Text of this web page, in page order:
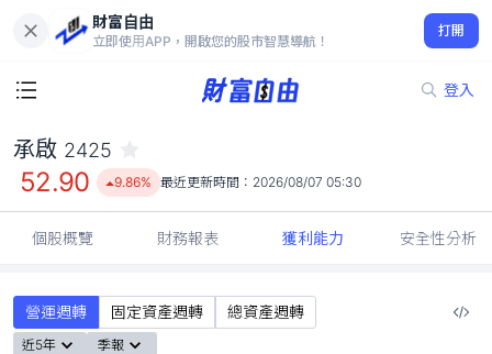
財富自由
立即使用APP，開啟您的股市智慧導航！
打開
登入
52.90
9.86%
承啟 2425
52.90 9.86% 最近更新時間： 2026/08/07 05:30
個股概覽 財務報表 獲利能力 安全性分析
營運週轉 固定資產週轉 總資產週轉
近5年 季報